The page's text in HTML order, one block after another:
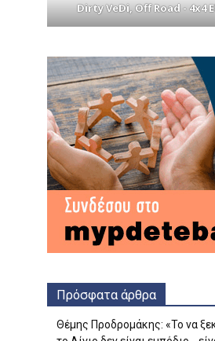
Dirty VeDi, Off Road - 4x4
Πρόσφατα άρθρα
Θέμης Προδρομάκης: «Το να